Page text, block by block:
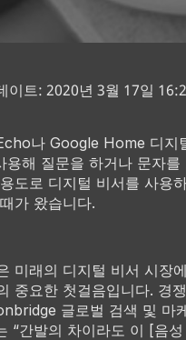
이트: 2020년 3월 17일
나 Google Home 디지
용해 질문을 하거나 문자
도로 디지털 비서를 사용
가 왔습니다.
미래의 디지털 비서 시장
중요한 첫걸음입니다. 경
글로벌 검색 및 마
“간발의 차이라도 이 [음